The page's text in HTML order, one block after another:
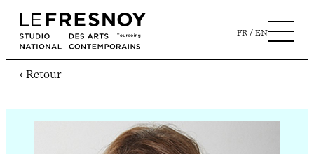
FR EN
‹ Retour